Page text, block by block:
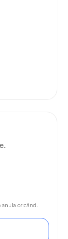
anula oricând.